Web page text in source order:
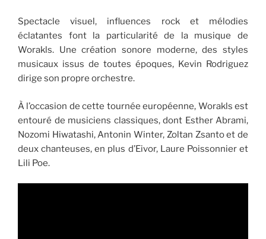
Spectacle visuel, influences rock et mélodies
éclatantes font la particularité de la musique de
Worakls. Une création sonore moderne, des styles
musicaux issus de toutes époques, Kevin Rodriguez
dirige son propre orchestre.
À l’occasion de cette tournée européenne, Worakls est
entouré de musiciens classiques, dont Esther Abrami,
Nozomi Hiwatashi, Antonin Winter, Zoltan Zsanto et de
deux chanteuses, en plus d’Eivor, Laure Poissonnier et
Lili Poe.